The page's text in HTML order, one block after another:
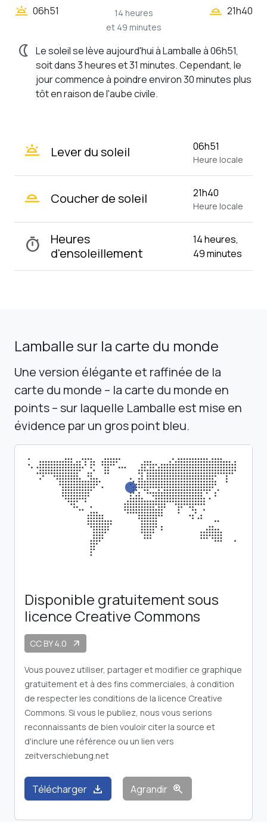
wb_twilight 06h51
14 heures
et 49 minutes
wb_twilight_2 21h40
nightlight Le soleil se lève aujourd'hui à Lamballe à 06h51,
soit dans 3 heures et 31 minutes. Cependant, le
jour commence à poindre environ 30 minutes plus
tôt en raison de l'aube civile.
wb_twilight Lever du soleil 06h51
Heure locale
wb_twilight_2 Coucher de soleil 21h40
Heure locale
timer
Heures
d'ensoleillement
14 heures,
49 minutes
Lamballe sur la carte du monde
Une version élégante et raffinée de la
carte du monde – la carte du monde en
points – sur laquelle Lamballe est mise en
évidence par un gros point bleu.
Disponible gratuitement sous
licence Creative Commons
CC BY 4.0 arrow_outward
Vous pouvez utiliser, partager et modifier ce graphique
gratuitement et à des fins commerciales, à condition
de respecter les conditions de la licence Creative
Commons. Si vous le publiez, nous vous serions
reconnaissants de bien vouloir citer la source et
d'inclure une référence ou un lien vers
zeitverschiebung.net
Télécharger download Agrandir zoom_in